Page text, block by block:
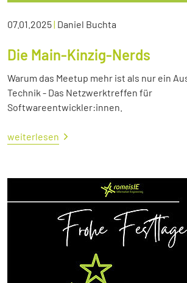
07.01.2025| Daniel Buchta
Die Main-Kinzig-Nerds
Warum das Meetup mehr ist als nur ein
Technik - Das Netzwerktreffen für
Softwareentwickler:innen.
weiterlesen